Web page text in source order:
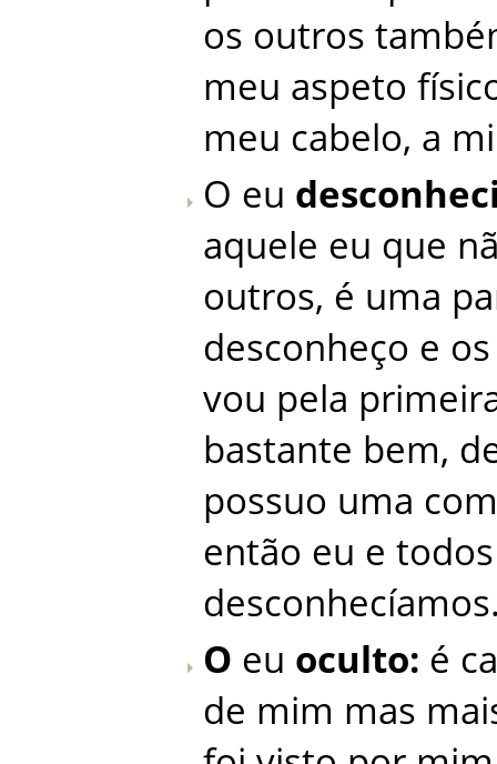
os outros
meu aspeto
meu cabelo, a
O eu
aquele eu que
outros, é uma
desconheço e os
vou pela
bastante bem,
possuo uma
então eu e todos
desconhecíamos
O eu oculto: é
de mim mas